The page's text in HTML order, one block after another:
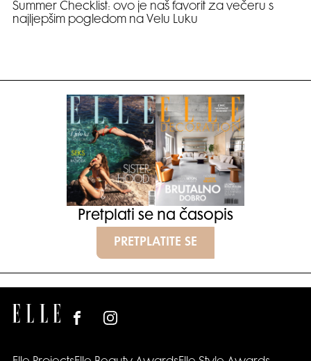
Summer Checklist: ovo je naš favorit za večeru s
najljepšim pogledom na Velu Luku
Pretplati se na časopis
PRETPLATITE SE